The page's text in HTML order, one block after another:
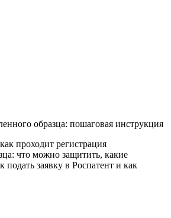
образца: пошаговая инструкция
проходит регистрация
что можно защитить, какие
заявку в Роспатент и как